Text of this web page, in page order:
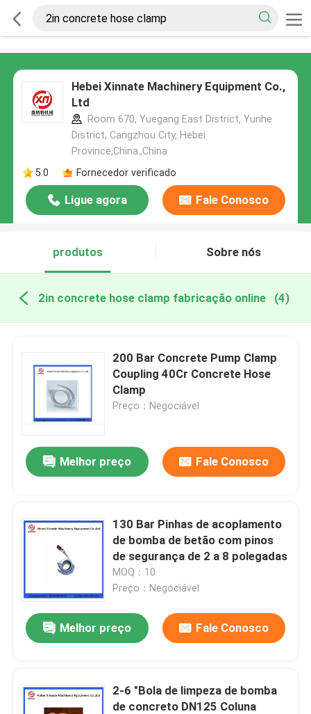
Hebei Xinnate Machinery Equipment Co.,
Ltd
Room 670, Yuegang East District, Yunhe
District, Cangzhou City, Hebei
Province,China.,China
5.0
Fornecedor verificado
Ligue agora Fale Conosco
produtos Sobre nós
2in concrete hose clamp fabricação online (4)
200 Bar Concrete Pump Clamp
Coupling 40Cr Concrete Hose
Clamp
Preço：Negociável
Melhor preço Fale Conosco
130 Bar Pinhas de acoplamento
de bomba de betão com pinos
de segurança de 2 a 8 polegadas
MOQ：10
Preço：Negociável
Melhor preço Fale Conosco
2-6 "Bola de limpeza de bomba
de concreto DN125 Coluna